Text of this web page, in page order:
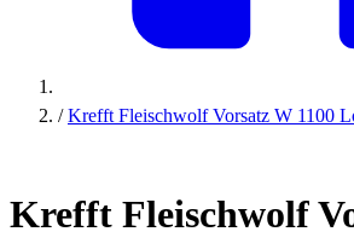
/ Krefft Fleischwolf Vorsatz W 1100
Krefft Fleischwolf